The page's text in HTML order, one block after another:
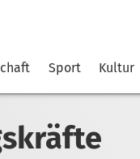
Sport Kultur